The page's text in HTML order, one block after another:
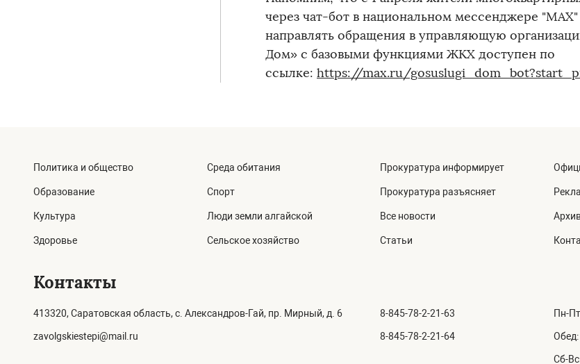
через чат-бот в национальном мессенджере "МАХ"
направлять обращения в управляющую
Дом» с базовыми функциями ЖКХ доступен по
ссылке: https://max.ru/
Политика и общество
Образование
Культура
Здоровье
Среда обитания
Спорт
Люди земли алгайской
Сельское хозяйство
Прокуратура информирует
Прокуратура разъясняет
Все новости
Статьи
Контакты
413320, Саратовская область, с. Александров-Гай, пр. Мирный, д. 6
zavolgskiestepi@mail.ru
8-845-78-2-21-63
8-845-78-2-21-64
Пн-
Сб-